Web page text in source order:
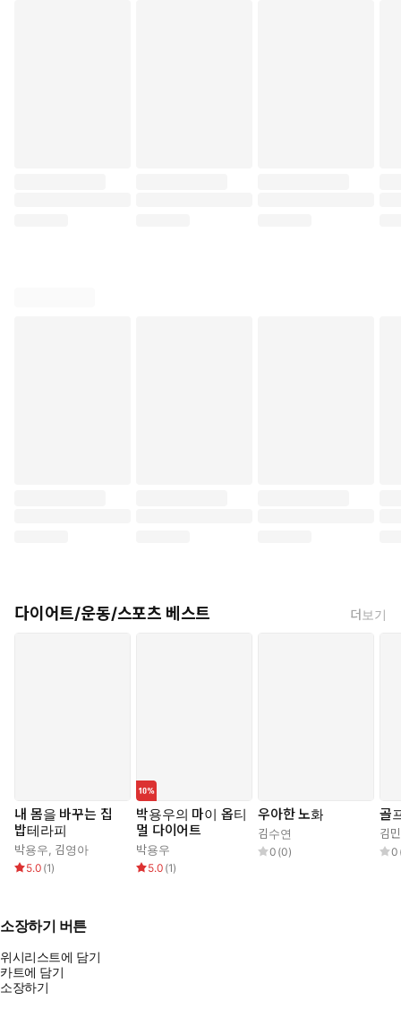
다이어트/운동/스포츠 베스트 더보기
내 몸을 바꾸는 집
밥테라피
박용우, 김영아
5.0 (1)
박용우의 마이 옵티
멀 다이어트
박용우
5.0 (1)
우아한 노화
김수연
0 (0)
골
김
0
소장하기 버튼
위시리스트에 담기
카트에 담기
소장하기